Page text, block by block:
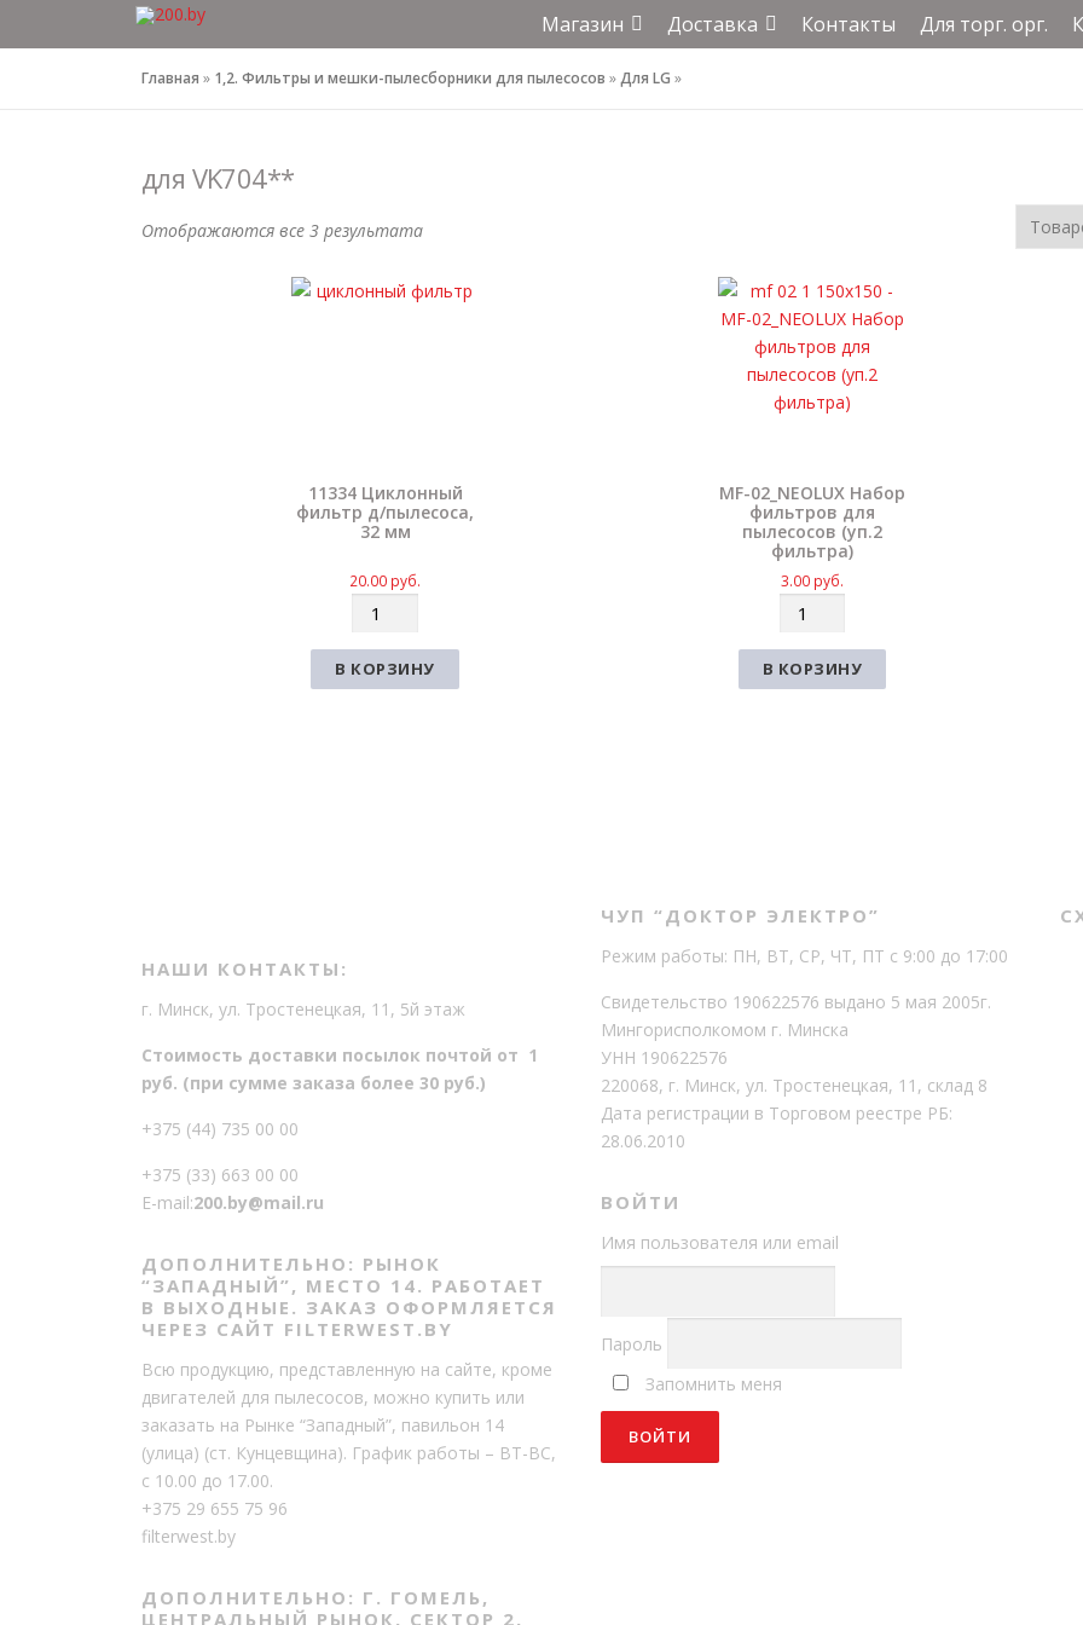
Магазин Доставка Контакты Для торг. орг.
Главная » 1,2. Фильтры и мешки-пылесборники для пылесосов »Для LG »
для VK704**
Отображаются все 3 результата
11334 Циклонный
фильтр д/пылесоса,
32 мм
20.00 руб.
л
и
В КОРЗИНУ
MF-02_NEOLUX Набор
фильтров для
пылесосов (уп.2
фильтра)
3.00 руб.
л
и
В КОРЗИНУ
НАШИ КОНТАКТЫ:
г. Минск, ул. Тростенецкая, 11, 5й этаж
Стоимость доставки посылок почтой от 1
руб. (при сумме заказа более 30 руб.)
+375 (44) 735 00 00
+375 (33) 663 00 00
E-mail:200.by@mail.ru
ДОПОЛНИТЕЛЬНО: РЫНОК
“ЗАПАДНЫЙ”, МЕСТО 14. РАБОТАЕТ
В ВЫХОДНЫЕ. ЗАКАЗ ОФОРМЛЯЕТСЯ
ЧЕРЕЗ САЙТ FILTERWEST.BY
Всю продукцию, представленную на сайте, кроме
двигателей для пылесосов, можно купить или
заказать на Рынке “Западный”, павильон 14
(улица) (ст. Кунцевщина). График работы – ВТ-ВС,
с 10.00 до 17.00.
+375 29 655 75 96
filterwest.by
ДОПОЛНИТЕЛЬНО: Г. ГОМЕЛЬ,
ЦЕНТРАЛЬНЫЙ РЫНОК, СЕКТОР 2,
ЧУП “ДОКТОР ЭЛЕКТРО”
Режим работы: ПН, ВТ, СР, ЧТ, ПТ с 9:00 до 17:00
Свидетельство 190622576 выдано 5 мая 2005г.
Мингорисполкомом г. Минска
УНН 190622576
220068, г. Минск, ул. Тростенецкая, 11, склад 8
Дата регистрации в Торговом реестре РБ:
28.06.2010
ВОЙТИ
Имя пользователя или email
Пароль
Запомнить меня